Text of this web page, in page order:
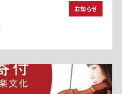
お知らせ